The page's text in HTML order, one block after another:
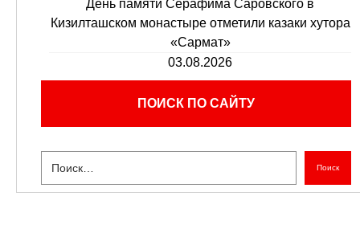
День памяти Серафима Саровского в
Кизилташском монастыре отметили казаки хутора
«Сармат»
03.08.2026
ПОИСК ПО САЙТУ
Поиск